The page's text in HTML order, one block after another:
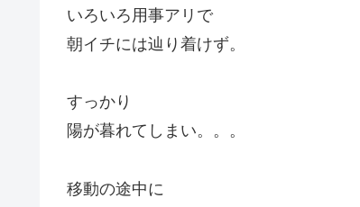
いろいろ用事アリで
朝イチには辿り着けず。
すっかり
陽が暮れてしまい。。。
移動の途中に